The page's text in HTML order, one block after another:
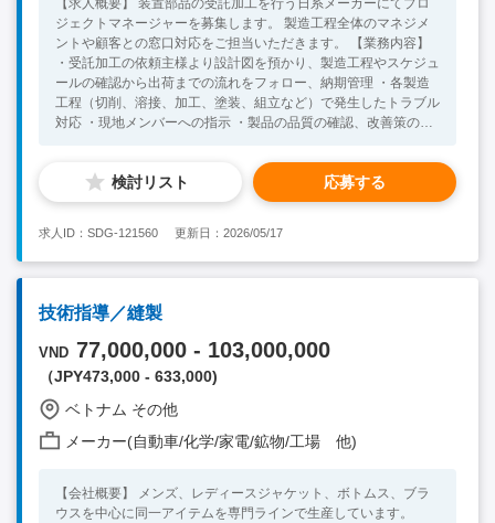
ジェクトマネージャーを募集します。 製造工程全体のマネジメ
ントや顧客との窓口対応をご担当いただきます。 【業務内容】
・受託加工の依頼主様より設計図を預かり、製造工程やスケジュ
ールの確認から出荷までの流れをフォロー、納期管理 ・各製造
工程（切削、溶接、加工、塗装、組立など）で発生したトラブル
対応 ・現地メンバーへの指示 ・製品の品質の確認、改善策の提
金加工のご経験をお持ちの方 ・図面を理解して加工や品質の確
認までできる方 ※日本語通訳が常駐しているため、語学力は不
問です 【尚可条件】 ・製造工程の管理経験をお持ちの方 ・英語
現地スタッフへの指導経験がある方
検討リスト 応募する
求人ID：SDG-121560 更新日：2026/05/17
技術指導／縫製
VND 77,000,000 - 103,000,000
（JPY473,000 - 633,000)
ベトナム その他
メーカー(自動車/化学/家電/鉱物/工場 他)
【会社概要】 メンズ、レディースジャケット、ボトムス、ブラ
ウスを中心に同一アイテムを専門ラインで生産しています。